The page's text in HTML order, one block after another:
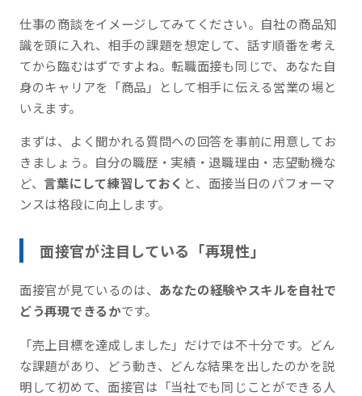
仕事の商談をイメージしてみてください。自社の商品知
識を頭に入れ、相手の課題を想定して、話す順番を考え
てから臨むはずですよね。転職面接も同じで、あなた自
身のキャリアを「商品」として相手に伝える営業の場と
いえます。
まずは、よく聞かれる質問への回答を事前に用意してお
きましょう。自分の職歴・実績・退職理由・志望動機な
ど、 言葉にして練習しておく と、面接当日のパフォーマ
ンスは格段に向上します。
面接官が注目している「再現性」
面接官が見ているのは、 あなたの経験やスキルを自社で
どう再現できるかです。
「売上目標を達成しました」だけでは不十分です。どん
な課題があり、どう動き、どんな結果を出したのかを説
明して初めて、面接官は「当社でも同じことができる人